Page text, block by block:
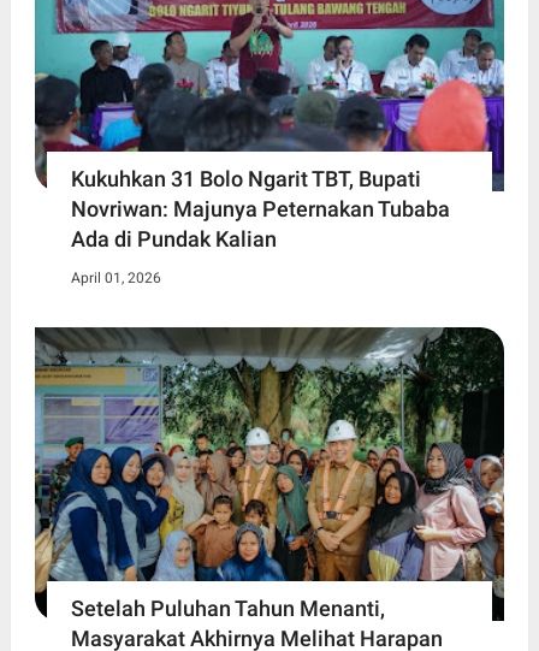
Kukuhkan 31 Bolo Ngarit TBT, Bupati
Novriwan: Majunya Peternakan Tubaba
Ada di Pundak Kalian
April 01, 2026
Setelah Puluhan Tahun Menanti,
Masyarakat Akhirnya Melihat Harapan